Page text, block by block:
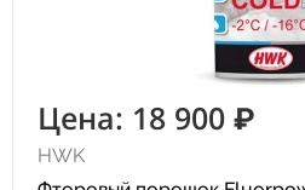
Цена: 18 900 ₽
HWK